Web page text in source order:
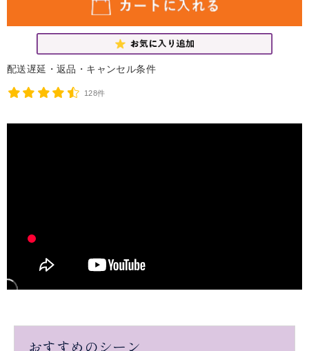
配送遅延・返品・キャンセル条件
128件
おすすめのシーン